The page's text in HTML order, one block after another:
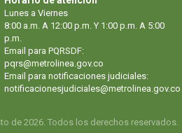
Lunes a Viernes
8:00 a.m. A 12:00 p.m. Y 1:00 p.m. A 5:00
p.m.
Email para PQRSDF:
pqrs@metrolinea.gov.co
Email para notificaciones judiciales:
notificacionesjudiciales@metrolinea.gov.co
de 2026. Todos los derechos reservados.